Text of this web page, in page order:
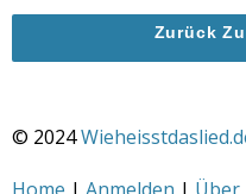
Zurück
© 2024